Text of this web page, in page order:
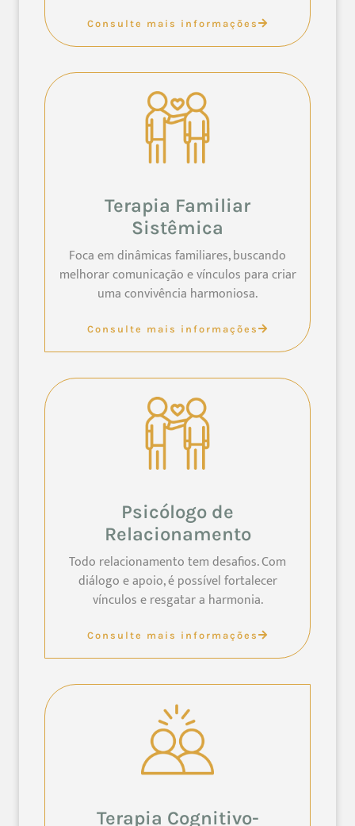
Consulte mais informações
Terapia Familiar
Sistêmica
Foca em dinâmicas familiares, buscando
melhorar comunicação e vínculos para criar
uma convivência harmoniosa.
Consulte mais informações
Psicólogo de
Relacionamento
Todo relacionamento tem desafios. Com
diálogo e apoio, é possível fortalecer
vínculos e resgatar a harmonia.
Consulte mais informações
Terapia Cognitivo-